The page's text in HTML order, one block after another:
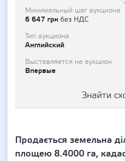
Минимальный шаг аукциона
6 647 грн без НДС
Тип аукциона
Английский
Выставляется на аукцион
Впервые
Знайти
Продається земельна
площею 8.4000 га,